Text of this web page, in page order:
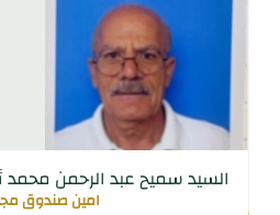
السيد سميح عبد الرحمن
امين صندوق